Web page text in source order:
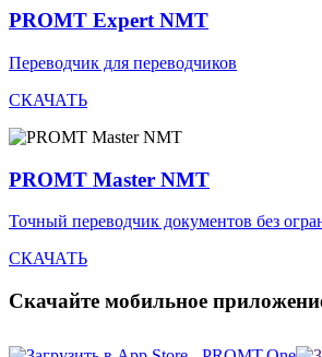
PROMT Expert NMT
Переводчик для переводчиков
СКАЧАТЬ
PROMT Master NMT
Точный переводчик документов без
СКАЧАТЬ
Скачайте мобильное